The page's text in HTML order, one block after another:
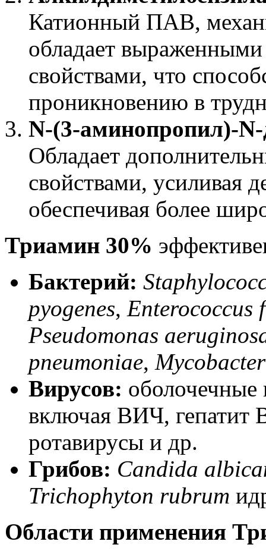
Катионный ПАВ,
обладает
свойствами, что
проникновению в
N-(3-аминопропил)-
Обладает
свойствами,
обеспечивая более
Триамин 30%
Бактерий:
pyogenes, Enterococcus
Pseudomonas
pneumoniae,
Вирусов: оболочечные
включая ВИЧ, гепатит
ротавирусы и др.
Грибов: Candida
Trichophyton rubrum и
Области применения